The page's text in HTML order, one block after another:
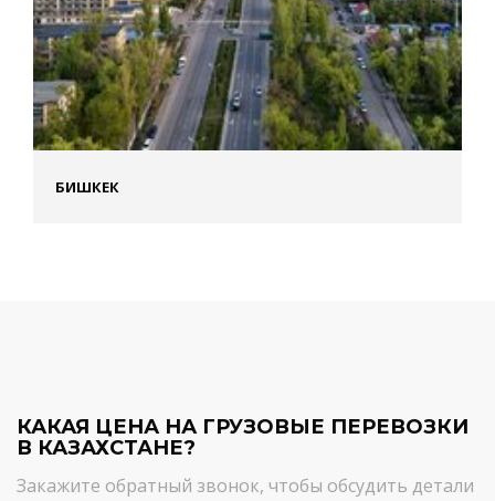
БИШКЕК
КАКАЯ ЦЕНА НА ГРУЗОВЫЕ ПЕРЕВОЗКИ
В КАЗАХСТАНЕ?
Закажите обратный звонок, чтобы обсудить детали